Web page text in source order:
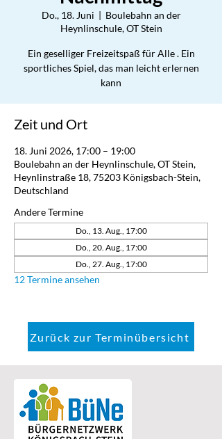
Do., 18. Juni
  |
Boulebahn an der
Heynlinschule, OT Stein
Ein geselliger Freizeitspaß für Alle . Ein
sportliches Spiel, das man leicht erlernen
kann
Zeit und Ort
18. Juni 2026, 17:00 – 19:00
Boulebahn an der Heynlinschule, OT Stein,
Heynlinstraße 18, 75203 Königsbach-Stein,
Deutschland
Andere Termine
Do., 13. Aug., 17:00
Do., 20. Aug., 17:00
Do., 27. Aug., 17:00
12 Termine ansehen
Zurück zur Terminübersicht